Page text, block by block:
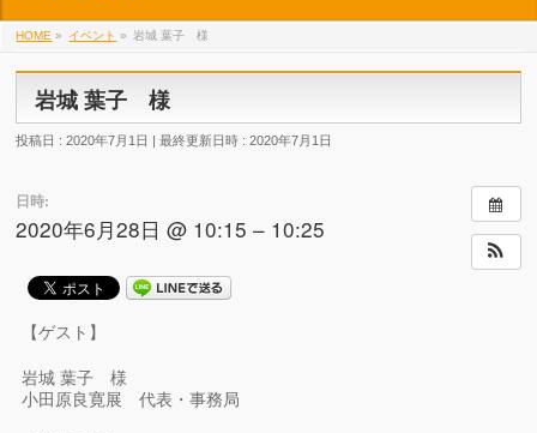
HOME » イベント » 岩城 葉子 様
岩城 葉子 様
投稿日 : 2020年7月1日 最終更新日時 : 2020年7月1日
日時:
2020年6月28日 @ 10:15 – 10:25
【ゲスト】
岩城 葉子 様
小田原良寛展 代表・事務局